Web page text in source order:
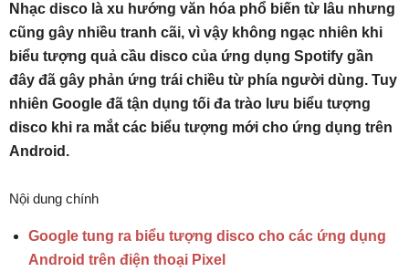
Nhạc disco là xu hướng văn hóa phổ biến từ lâu nhưng
cũng gây nhiều tranh cãi, vì vậy không ngạc nhiên khi
biểu tượng quả cầu disco của ứng dụng Spotify gần
đây đã gây phản ứng trái chiều từ phía người dùng. Tuy
nhiên Google đã tận dụng tối đa trào lưu biểu tượng
disco khi ra mắt các biểu tượng mới cho ứng dụng trên
Android.
Nội dung chính
Google tung ra biểu tượng disco cho các ứng dụng
Android trên điện thoại Pixel